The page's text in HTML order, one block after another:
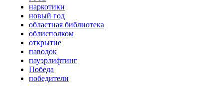
наркотики
новый год
областная библиотека
облисполком
открытие
паводок
пауэрлифтинг
Победа
победители